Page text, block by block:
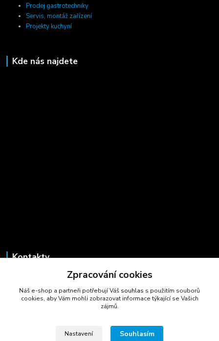
Prodej gastrotechniky
Servis, montáž zařízení
Projekty kuchyní
Kde nás najdete
Kontakty
+420 723 725 881
(Po-Pá, 8-16 hod.)
Zpracování cookies
Náš e-shop a partneři potřebují Váš souhlas s použitím souborů
cookies, aby Vám mohli zobrazovat informace týkající se Vašich
zájmů.
Nastavení Souhlasím